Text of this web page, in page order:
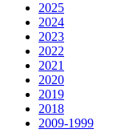
2025
2024
2023
2022
2021
2020
2019
2018
2009-1999